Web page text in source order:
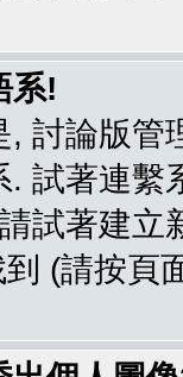
系!
討論版
試著連
試著建
(請按頁